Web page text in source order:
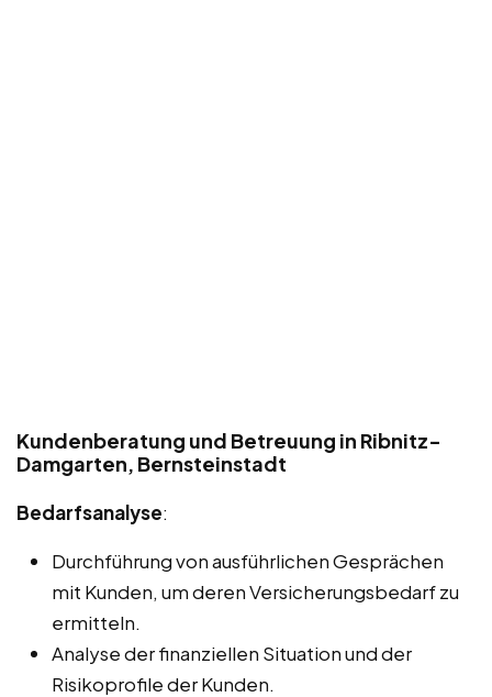
Kundenberatung und Betreuung in Ribnitz-
Damgarten, Bernsteinstadt
Bedarfsanalyse:
Durchführung von ausführlichen Gesprächen
mit Kunden, um deren Versicherungsbedarf zu
ermitteln.
Analyse der finanziellen Situation und der
Risikoprofile der Kunden.